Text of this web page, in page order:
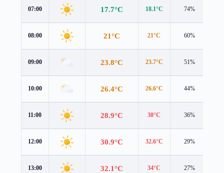
07:00 17.7°C 18.1°C 74%
08:00 21°C 21°C 60%
09:00 23.8°C 23.7°C 51%
10:00 26.4°C 26.6°C 44%
11:00 28.9°C 30°C 36%
12:00 30.9°C 32.6°C 29%
13:00 32.1°C 34°C 27%